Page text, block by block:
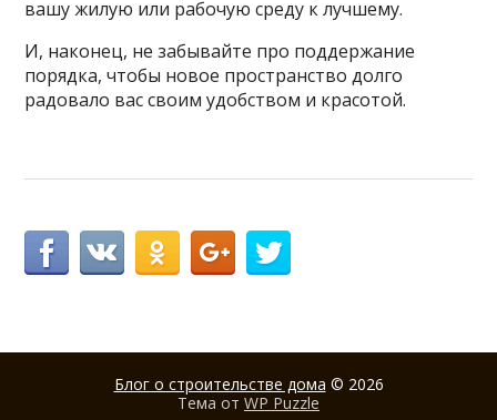
вашу жилую или рабочую среду к лучшему.
И, наконец, не забывайте про поддержание
порядка, чтобы новое пространство долго
радовало вас своим удобством и красотой.
Блог о строительстве дома © 2026
Тема от WP Puzzle